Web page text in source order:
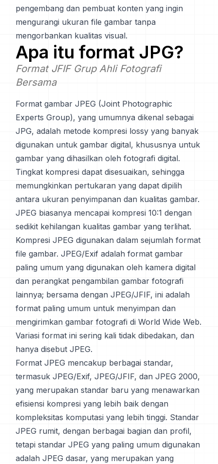
pengembang dan pembuat konten yang ingin
mengurangi ukuran file gambar tanpa
mengorbankan kualitas visual.
Apa itu format JPG?
Format JFIF Grup Ahli Fotografi
Bersama
Format gambar JPEG (Joint Photographic
Experts Group), yang umumnya dikenal sebagai
JPG, adalah metode kompresi lossy yang banyak
digunakan untuk gambar digital, khususnya untuk
gambar yang dihasilkan oleh fotografi digital.
Tingkat kompresi dapat disesuaikan, sehingga
memungkinkan pertukaran yang dapat dipilih
antara ukuran penyimpanan dan kualitas gambar.
JPEG biasanya mencapai kompresi 10:1 dengan
sedikit kehilangan kualitas gambar yang terlihat.
Kompresi JPEG digunakan dalam sejumlah format
file gambar. JPEG/Exif adalah format gambar
paling umum yang digunakan oleh kamera digital
dan perangkat pengambilan gambar fotografi
lainnya; bersama dengan JPEG/JFIF, ini adalah
format paling umum untuk menyimpan dan
mengirimkan gambar fotografi di World Wide Web.
Variasi format ini sering kali tidak dibedakan, dan
hanya disebut JPEG.
Format JPEG mencakup berbagai standar,
termasuk JPEG/Exif, JPEG/JFIF, dan JPEG 2000,
yang merupakan standar baru yang menawarkan
efisiensi kompresi yang lebih baik dengan
kompleksitas komputasi yang lebih tinggi. Standar
JPEG rumit, dengan berbagai bagian dan profil,
tetapi standar JPEG yang paling umum digunakan
adalah JPEG dasar, yang merupakan yang